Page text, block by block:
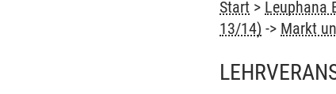
Start > Leuphana
13/14) -> Markt